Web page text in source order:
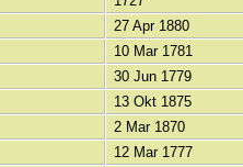
27 Apr 1880
10 Mar 1781
30 Jun 1779
13 Okt 1875
2 Mar 1870
12 Mar 1777